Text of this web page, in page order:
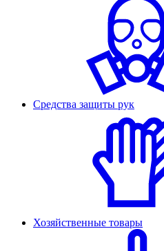
Средства защиты рук
Хозяйственные товары